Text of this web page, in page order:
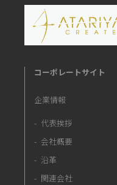
コーポレートサイト
企業情報
代表挨拶
会社概要
沿革
関連会社